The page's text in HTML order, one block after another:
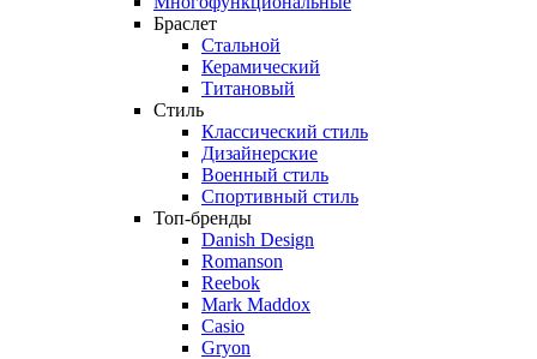
Браслет
Стальной
Керамический
Титановый
Стиль
Классический стиль
Дизайнерские
Военный стиль
Спортивный стиль
Топ-бренды
Danish Design
Romanson
Reebok
Mark Maddox
Casio
Gryon